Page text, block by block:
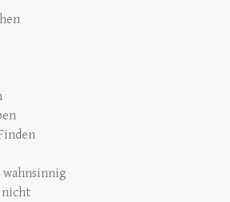
nicht